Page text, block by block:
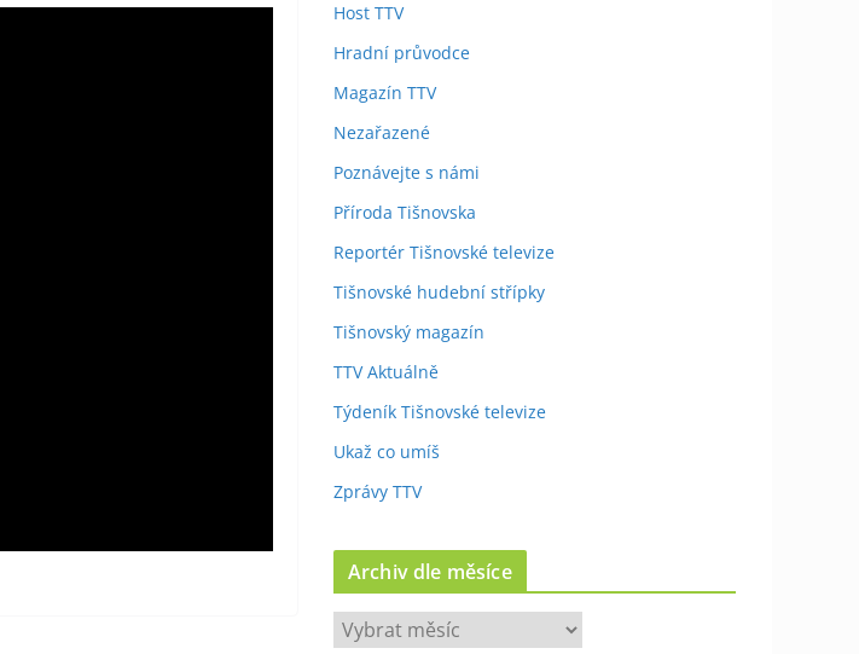
Host TTV
Hradní průvodce
Magazín TTV
Nezařazené
Poznávejte s námi
Příroda Tišnovska
Reportér Tišnovské televize
Tišnovské hudební střípky
Tišnovský magazín
TTV Aktuálně
Týdeník Tišnovské televize
Ukaž co umíš
Zprávy TTV
Archiv dle měsíce
A